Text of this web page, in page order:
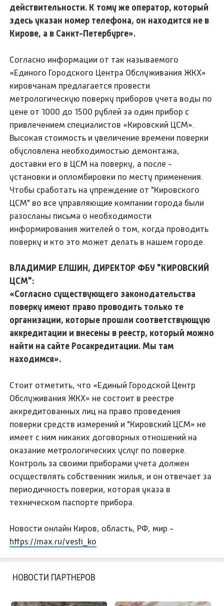
действительности. К тому же оператор, который
здесь указан номер телефона, он находится не в
Кирове, а в Санкт-Петербурге».
Согласно информации от так называемого
«Единого Городского Центра Обслуживания ЖКХ»
кировчанам предлагается провести
метрологическую поверку приборов учета воды по
цене от 1000 до 1500 рублей за один прибор с
привлечением специалистов «Кировский ЦСМ».
Высокая стоимость и увеличение времени поверки
обусловлена необходимостью демонтажа,
доставки его в ЦСМ на поверку, а после -
установки и опломбировки по месту применения.
Чтобы сработать на упреждение от "Кировского
ЦСМ" во все управляющие компании города были
разосланы письма о необходимости
информирования жителей о том, когда проводить
поверку и кто это может делать в нашем городе.
ВЛАДИМИР ЕЛШИН, ДИРЕКТОР ФБУ "КИРОВСКИЙ
ЦСМ":
«Согласно существующего законодательства
поверку имеют право проводить только те
организации, которые прошли соответствующую
аккредитации и внесены в реестр, который можно
найти на сайте Росакредитации. Мы там
находимся».
Стоит отметить, что «Единый Городской Центр
Обслуживания ЖКХ» не состоит в реестре
аккредитованных лиц на право проведения
поверки средств измерений и "Кировский ЦСМ» не
имеет с ним никаких договорных отношений на
оказание метрологических услуг по поверке.
Контроль за своими приборами учета должен
осуществлять собственник жилья, и он отвечает за
периодичность поверки, которая указа в
техническом паспорте прибора.
Новости онлайн Киров, область, РФ, мир -
https://max.ru/vesti_ko
НОВОСТИ ПАРТНЕРОВ